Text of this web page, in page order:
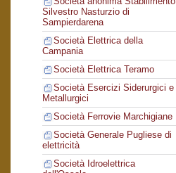
Silvestro Nasturzio di
Sampierdarena
Società Elettrica della
Campania
Società Elettrica Teramo
Società Esercizi Siderurgici e
Metallurgici
Società Ferrovie Marchigiane
Società Generale Pugliese di
elettricità
Società Idroelettrica